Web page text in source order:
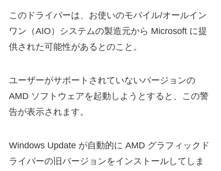
このドライバーは、お使いのモバイル/オールイン
ワン（AIO）システムの製造元から Microsoft に提
供された可能性があるとのこと。
ユーザーがサポートされていないバージョンの
AMD ソフトウェアを起動しようとすると、この警
告が表示されます。
Windows Update が自動的に AMD グラフィックド
ライバーの旧バージョンをインストールしてしま